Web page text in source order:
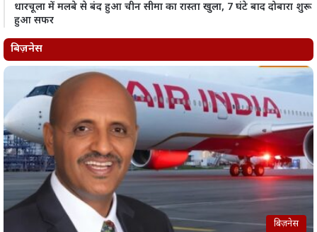
धारचूला में मलबे से बंद हुआ चीन सीमा का रास्ता खुला, 7 घंटे बाद दोबारा शुरू
हुआ सफर
बिज़नेस
बिज़नेस